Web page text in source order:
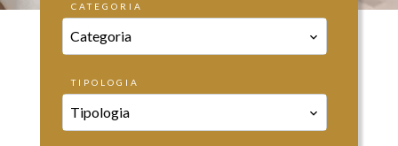
CATEGORIA
Categoria
TIPOLOGIA
Tipologia